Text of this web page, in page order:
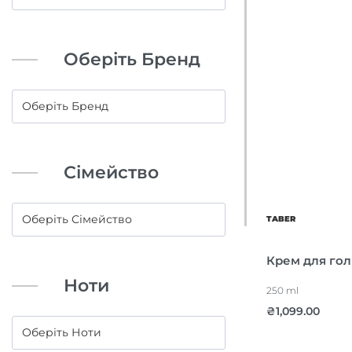
Оберіть Бренд
Сімейство
Ноти
TABER
Крем для
250 ml
₴1,099.00